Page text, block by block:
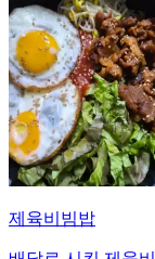
제육비빔밥